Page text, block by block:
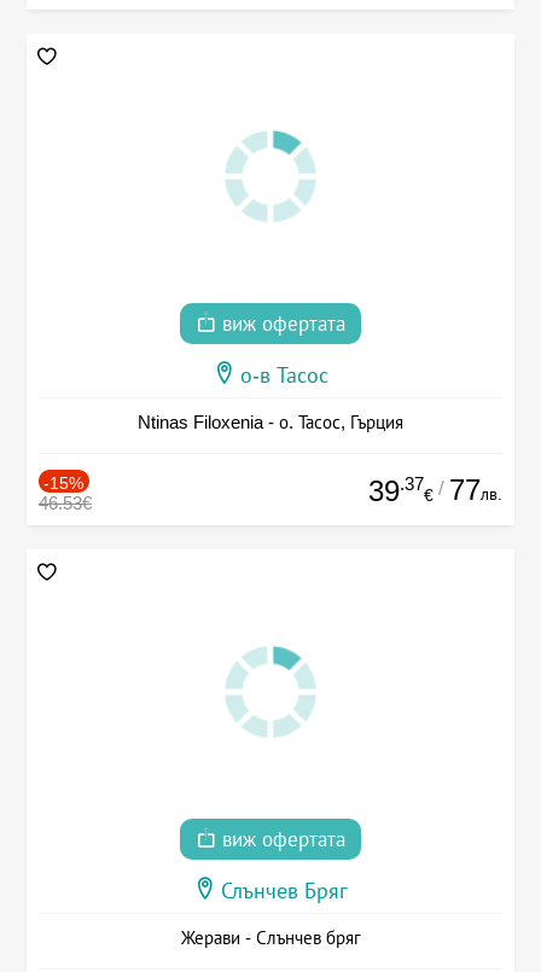
виж офертата
о-в Тасос
Ntinas Filoxenia - о. Тасос, Гърция
-15%
46.53€ 39.37
€ / 77лв.
виж офертата
Слънчев Бряг
Жерави - Слънчев бряг